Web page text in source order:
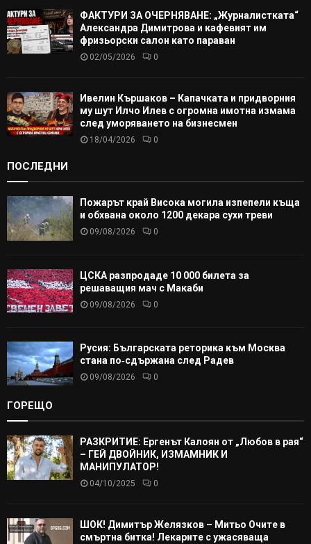
ФАКТУРИ ЗА ОЧЕРНЯВАНЕ: „Журналистката“
Александра Димитрова и кафевият им
фризьорски салон като параван
02/05/2026 0
Ивелин Кършаков – Капачката и придворния
му шут Илчо Илев с огромна имотна измама
след уморяването на бизнесмен
18/04/2026 0
ПОСЛЕДНИ
Пожарът край Висока могила изпепели къща
и обхвана около 1200 декара сухи треви
09/08/2026 0
ЦСКА разпродаде 10 000 билета за
решаващия мач с Макаби
09/08/2026 0
Русия: Българската реторика към Москва
стана по‑сдържана след Радев
09/08/2026 0
ГОРЕЩО
РАЗКРИТИЕ: Ергенът Калоян от „Любов в рая“
– ГЕЙ ДВОЙНИК, ИЗМАМНИК И
МАНИПУЛАТОР!
04/10/2025 0
ШОК! Димитър Желязков – Митьо Очите в
смъртна битка! Лекарите с ужасяваща